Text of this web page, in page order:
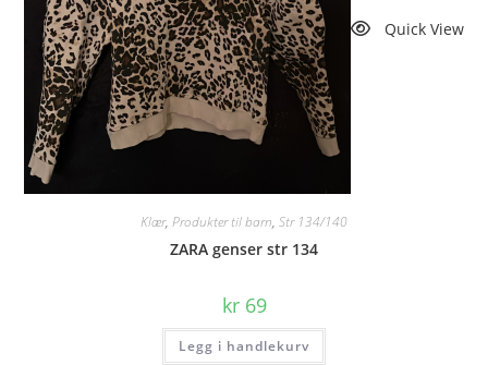
Quick View
Klær, Produkter til barn, Str 134/140
ZARA genser str 134
kr69
Legg i handlekurv